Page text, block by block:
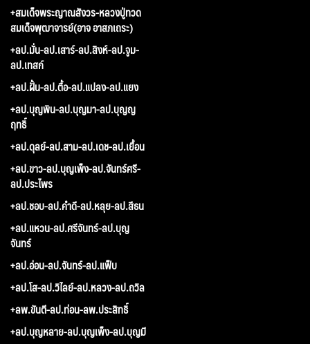
+สมเด็จพระญาณสังวร-หลวงปู่ทวด
สมเด็จพุฒาจารย์(อาจ อาสภเถระ)
+ลป.มั่น-ลป.เสาร์-ลป.สิงห์-ลป.จูม-
ลป.เทสก์
+ลป.ฝั้น-ลป.ตื้อ-ลป.แปลง-ลป.แยง
+ลป.บุญพิน-ลป.บุญมา-ลป.บุญญ
ฤทธิ์
+ลป.ดุลย์-ลป.สาม-ลป.เดช-ลป.เยื้อน
+ลป.ขาว-ลป.บุญเพ็ง-ลป.จันทร์ศรี-
ลป.ประไพร
+ลป.ชอบ-ลป.คำดี-ลป.หลุย-ลป.สีธน
+ลป.แหวน-ลป.ศรีจันทร์-ลป.บุญ
จันทร์
+ลป.อ่อน-ลป.จันทร์-ลป.แฟ็บ
+ลป.โส-ลป.วิไลย์-ลป.หลวง-ลป.ถวิล
+ลพ.ขันตี-ลป.ท่อน-ลพ.ประสิทธิ์
+ลป.บุญหลาย-ลป.บุญเพ็ง-ลป.บุญมี